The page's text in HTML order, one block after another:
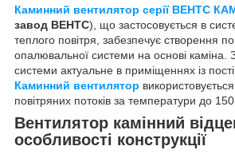
Каминний вентилятор серії ВЕНТС
завод ВЕНТС), що застосовується в
теплого повітря, забезпечує створення
опалювальної системи на основі каміна.
системи актуальне в приміщеннях із
Каминний вентилятор
повітряних потоків за температури до
Вентилятор камінний
особливості конструкції